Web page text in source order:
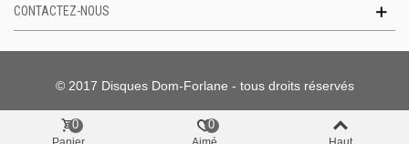
CONTACTEZ-NOUS
© 2017 Disques Dom-Forlane - tous droits réservés
0 0